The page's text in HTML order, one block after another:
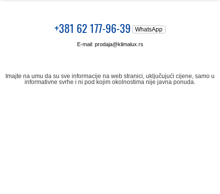
+381 62 177-96-39 WhatsApp
E-mail: prodaja@klimalux.rs
Imajte na umu da su sve informacije na web stranici, uključujući cijene, samo u
informativne svrhe i ni pod kojim okolnostima nije javna ponuda.